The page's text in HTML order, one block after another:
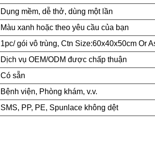
Dụng mềm, dễ thở, dùng một lần
Màu xanh hoặc theo yêu cầu của bạn
1pc/ gói vô trùng, Ctn Size:60x40x50cm Or
Dịch vụ OEM/ODM được chấp thuận
Có sẵn
Bệnh viện, Phòng khám, v.v.
SMS, PP, PE, Spunlace không dệt